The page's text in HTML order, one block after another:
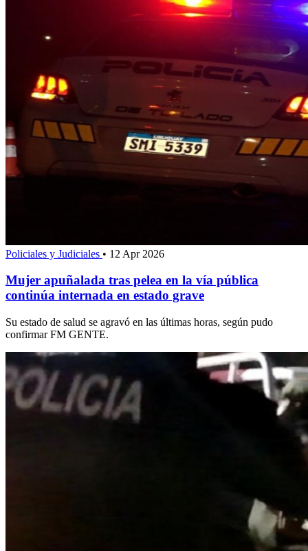
Policiales y Judiciales • 12 Apr 2026
Mujer apuñalada tras pelea en la vía pública
continúa internada en estado grave
Su estado de salud se agravó en las últimas horas, según pudo
confirmar FM GENTE.